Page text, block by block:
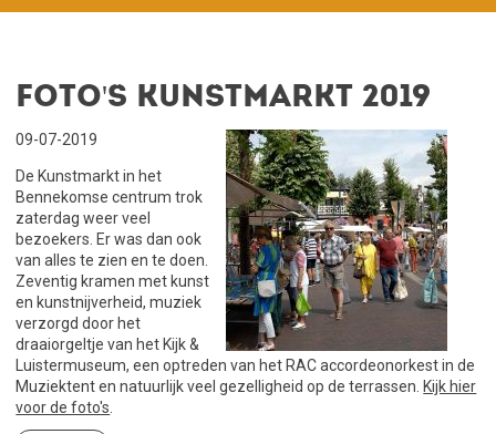
Foto's Kunstmarkt 2019
09-07-2019
De Kunstmarkt in het
Bennekomse centrum trok
zaterdag weer veel
bezoekers. Er was dan ook
van alles te zien en te doen.
Zeventig kramen met kunst
en kunstnijverheid, muziek
verzorgd door het
draaiorgeltje van het Kijk &
Luistermuseum, een optreden van het RAC accordeonorkest in de
Muziektent en natuurlijk veel gezelligheid op de terrassen. Kijk hier
voor de foto's